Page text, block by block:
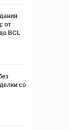
от
BCL
со